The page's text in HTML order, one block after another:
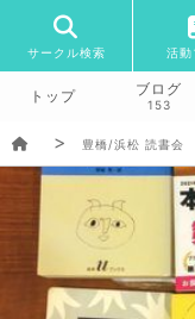
サークル検索 活動
トップ ブログ
153
豊橋/浜松 読書会